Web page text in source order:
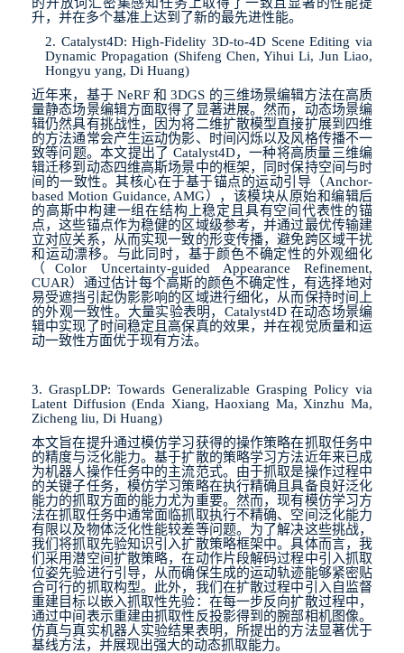
升，并在多个基准上达到了新的最先进性能。
2. Catalyst4D: High-Fidelity 3D-to-4D Scene Editing via
Dynamic Propagation (Shifeng Chen, Yihui Li, Jun Liao,
Hongyu yang, Di Huang)
近年来，基于NeRF和 3DGS 的三维场景编辑方法在高质
量静态场景编辑方面取得了显著进展。然而，动态场景编
辑仍然具有挑战性，因为将二维扩散模型直接扩展到四维
的方法通常会产生运动伪影、时间闪烁以及风格传播不一
致等问题。本文提出了 Catalyst4D，一种将高质量三维编
辑迁移到动态四维高斯场景中的框架，同时保持空间与时
间的一致性。其核心在于基于锚点的运动引导（ Anchor-
based Motion Guidance, AMG），该模块从原始和编辑后
的高斯中构建一组在结构上稳定且具有空间代表性的锚
点，这些锚点作为稳健的区域级参考，并通过最优传输建
立对应关系，从而实现一致的形变传播，避免跨区域干扰
和运动漂移。与此同时，基于颜色不确定性的外观细化
（Color Uncertainty-guided Appearance Refinement,
CUAR）通过估计每个高斯的颜色不确定性，有选择地对
易受遮挡引起伪影影响的区域进行细化，从而保持时间上
的外观一致性。大量实验表明， Catalyst4D 在动态场景编
辑中实现了时间稳定且高保真的效果，并在视觉质量和运
动一致性方面优于现有方法。
3. GraspLDP: Towards Generalizable Grasping Policy via
Latent Diffusion (Enda Xiang, Haoxiang Ma, Xinzhu Ma,
Zicheng liu, Di Huang)
本文旨在提升通过模仿学习获得的操作策略在抓取任务中
的精度与泛化能力。基于扩散的策略学习方法近年来已成
为机器人操作任务中的主流范式。由于抓取是操作过程中
的关键子任务，模仿学习策略在执行精确且具备良好泛化
能力的抓取方面的能力尤为重要。然而，现有模仿学习方
法在抓取任务中通常面临抓取执行不精确、空间泛化能力
有限以及物体泛化性能较差等问题。为了解决这些挑战，
我们将抓取先验知识引入扩散策略框架中。具体而言，我
们采用潜空间扩散策略，在动作片段解码过程中引入抓取
位姿先验进行引导，从而确保生成的运动轨迹能够紧密贴
合可行的抓取构型。此外，我们在扩散过程中引入自监督
重建目标以嵌入抓取性先验：在每一步反向扩散过程中，
通过中间表示重建由抓取性反投影得到的腕部相机图像。
仿真与真实机器人实验结果表明，所提出的方法显著优于
基线方法，并展现出强大的动态抓取能力。